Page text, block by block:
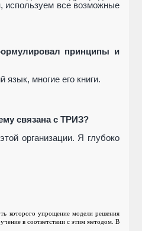
используем все возможные
принципы и
многие его книги.
связана с ТРИЗ?
организации. Я глубоко
которого упрощение модели решения
в соответствии с этим методом. В